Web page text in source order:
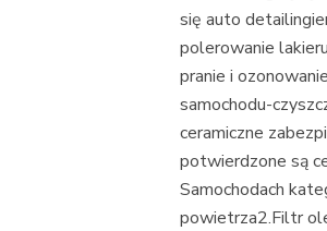
się auto
polerowanie
pranie i
samochodu-
ceramiczne
potwierdzone są
Samochodach
powietrza2.Filtr